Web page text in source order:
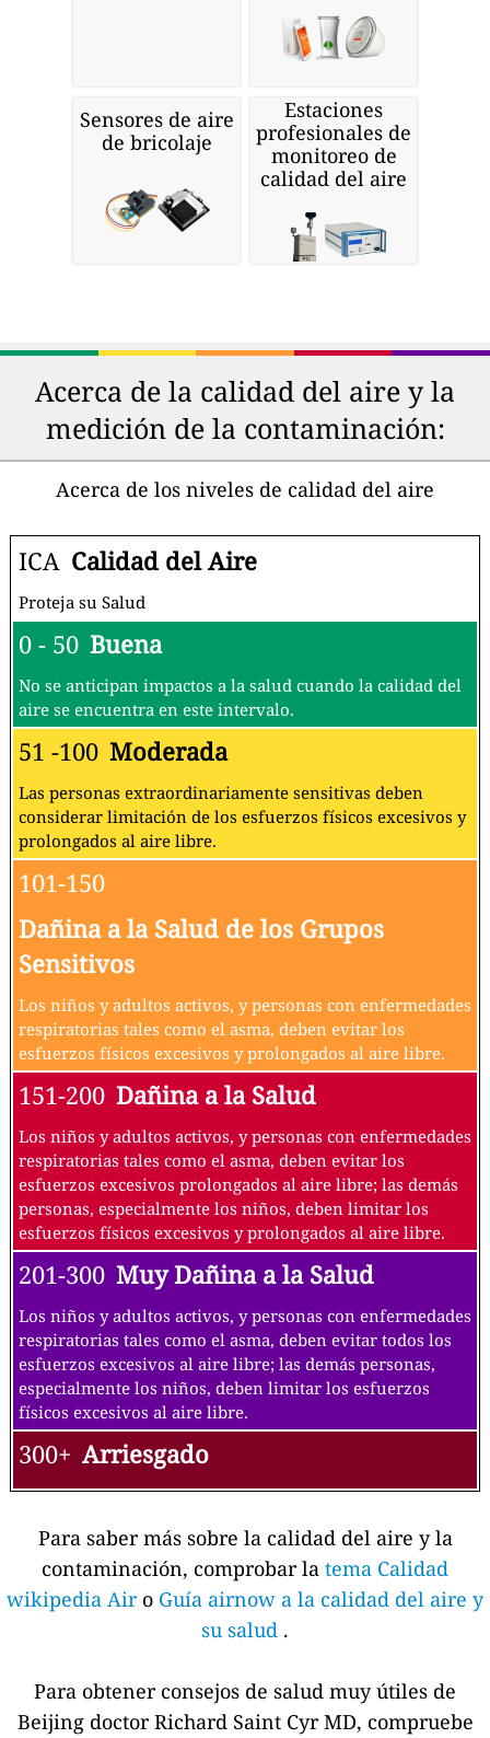
Sensores de aire
de bricolaje
Estaciones
profesionales de
monitoreo de
calidad del aire
Acerca de la calidad del aire y la
medición de la contaminación:
Acerca de los niveles de calidad del aire
ICA Calidad del Aire
Proteja su Salud
0 - 50 Buena
No se anticipan impactos a la salud cuando la calidad del
aire se encuentra en este intervalo.
51 -100 Moderada
Las personas extraordinariamente sensitivas deben
considerar limitación de los esfuerzos físicos excesivos y
prolongados al aire libre.
101-150
Dañina a la Salud de los Grupos
Sensitivos
Los niños y adultos activos, y personas con enfermedades
respiratorias tales como el asma, deben evitar los
esfuerzos físicos excesivos y prolongados al aire libre.
151-200 Dañina a la Salud
Los niños y adultos activos, y personas con enfermedades
respiratorias tales como el asma, deben evitar los
esfuerzos excesivos prolongados al aire libre; las demás
personas, especialmente los niños, deben limitar los
esfuerzos físicos excesivos y prolongados al aire libre.
201-300 Muy Dañina a la Salud
Los niños y adultos activos, y personas con enfermedades
respiratorias tales como el asma, deben evitar todos los
esfuerzos excesivos al aire libre; las demás personas,
especialmente los niños, deben limitar los esfuerzos
físicos excesivos al aire libre.
300+ Arriesgado
Para saber más sobre la calidad del aire y la
contaminación, comprobar la tema Calidad
wikipedia Air o Guía airnow a la calidad del aire y
su salud .
Para obtener consejos de salud muy útiles de
Beijing doctor Richard Saint Cyr MD, compruebe